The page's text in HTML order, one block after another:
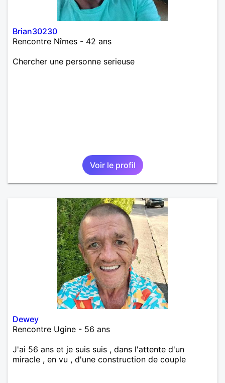
Brian30230
Rencontre Nîmes - 42 ans
Chercher une personne serieuse
Voir le profil
Dewey
Rencontre Ugine - 56 ans
J'ai 56 ans et je suis suis , dans l'attente d'un
miracle , en vu , d'une construction de couple